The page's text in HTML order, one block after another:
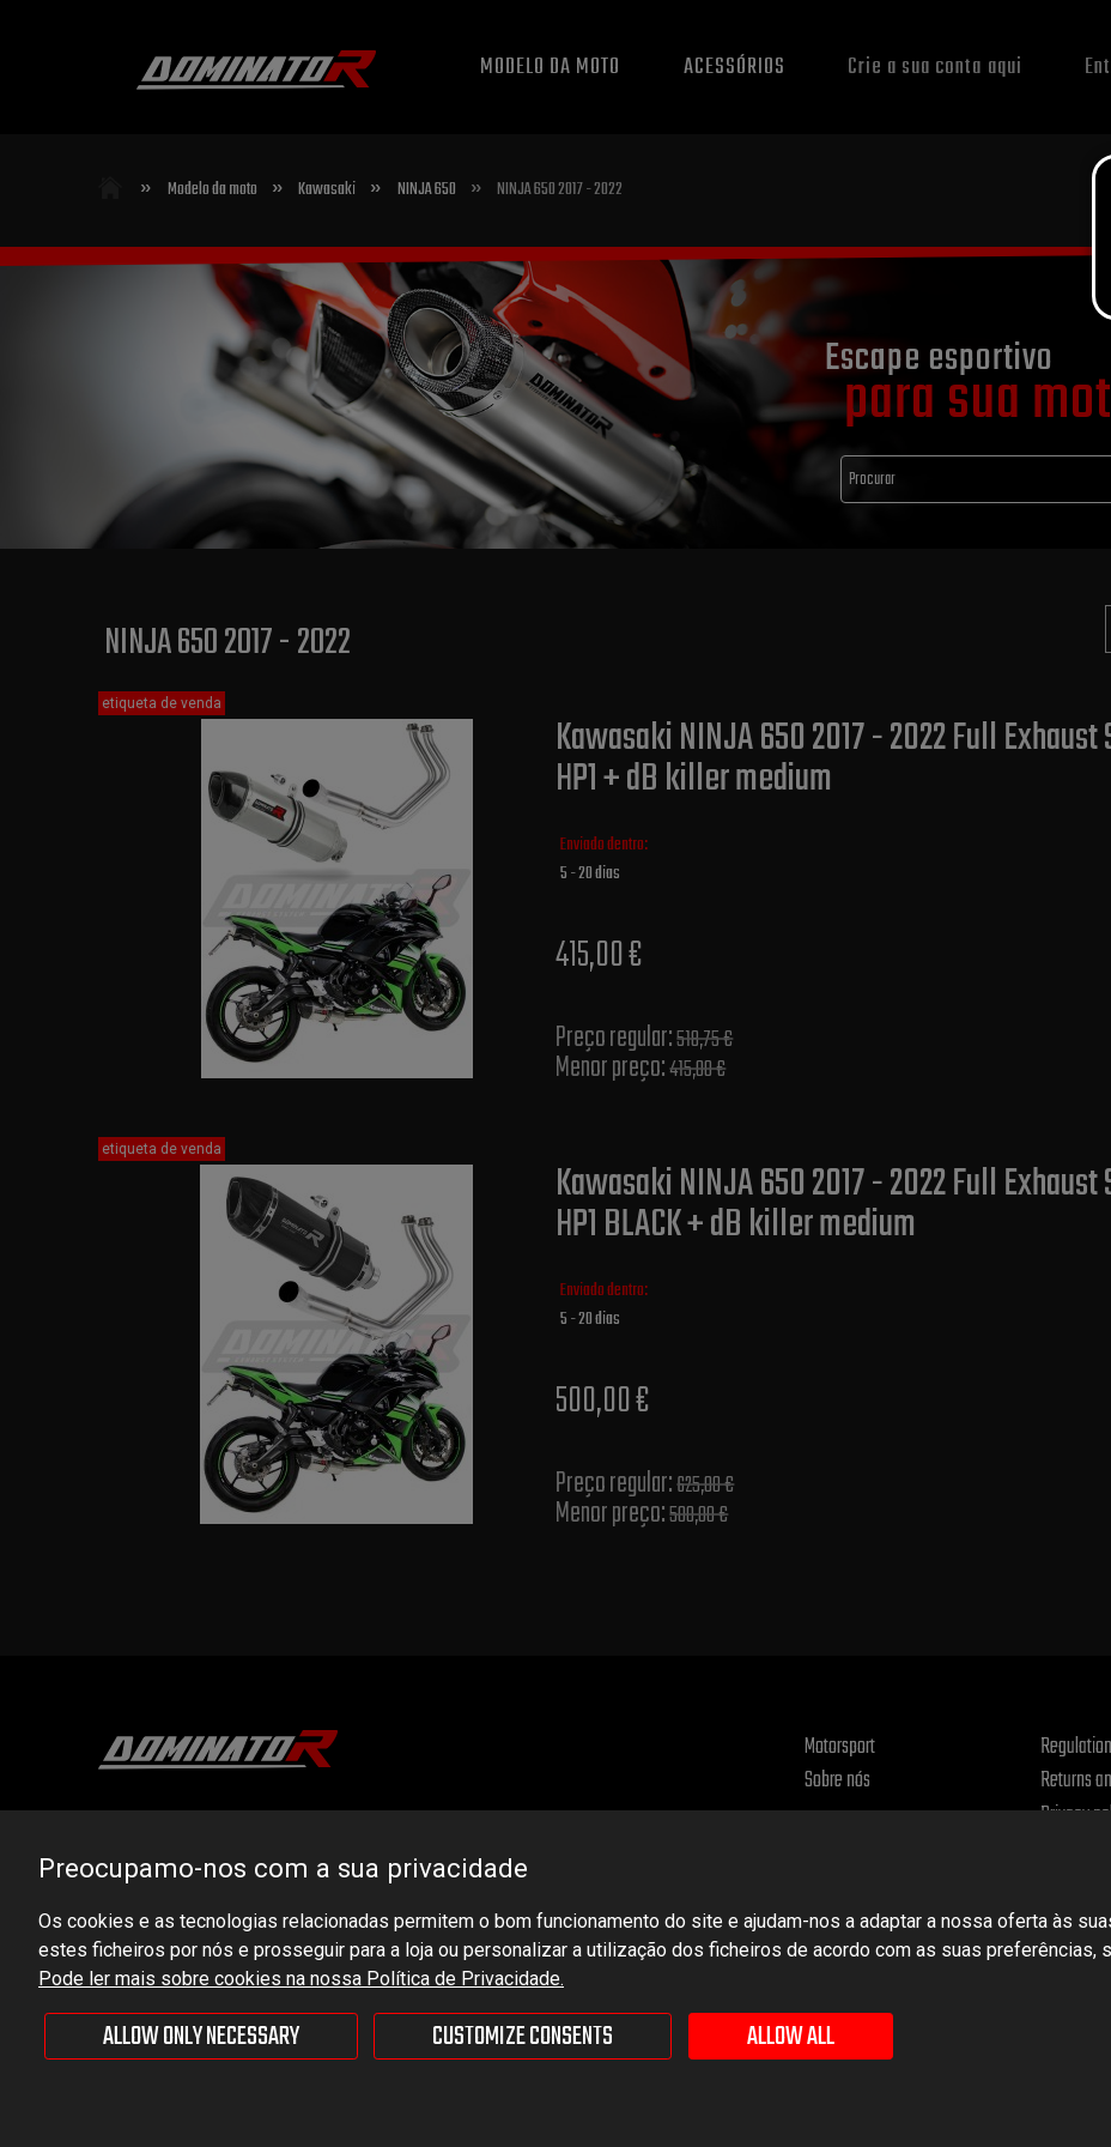
MODELO DA MOTO ACESSÓRIOS Crie a sua conta aqui
» Modelo da moto » Kawasaki » NINJA 650 » NINJA 650 2017 - 2022
Escape esportivo
para sua
NINJA 650 2017 - 2022
Kawasaki NINJA 650 2017 - 2022 Full
HP1 + dB killer medium
Enviado dentro:
5 - 20 dias
415,00 €
Preço regular:518,75 €
Menor preço:415,00 €
etiqueta de venda
Kawasaki NINJA 650 2017 - 2022 Full
HP1 BLACK + dB killer medium
Enviado dentro:
5 - 20 dias
500,00 €
Preço regular:625,00 €
Menor preço:500,00 €
etiqueta de venda
Ludowa 59, 43-514 Kaniów, POLAND
dominator@dominator.pl
Motorsport
Sobre nós
Returns
Privacy
Preocupamo-nos com a sua privacidade
Os cookies e as tecnologias relacionadas permitem o bom funcionamento do site e ajudam-nos a adaptar a nossa oferta às
estes ficheiros por nós e prosseguir para a loja ou personalizar a utilização dos ficheiros de acordo com as suas preferências,
Pode ler mais sobre cookies na nossa Política de Privacidade.
ALLOW ONLY NECESSARY CUSTOMIZE CONSENTS ALLOW ALL